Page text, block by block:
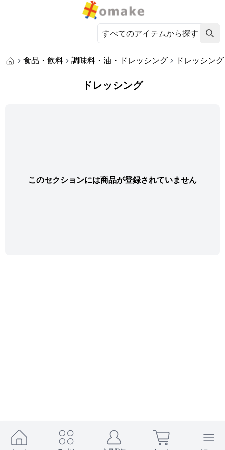
食品・飲料 調味料・油・ドレッシング ドレッシン
ドレッシング
このセクションには商品が登録されていません